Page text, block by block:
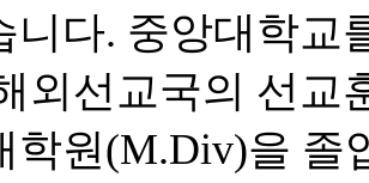
니다. 중앙대학교
외선교국의 선교
학원(M.Div)을 졸